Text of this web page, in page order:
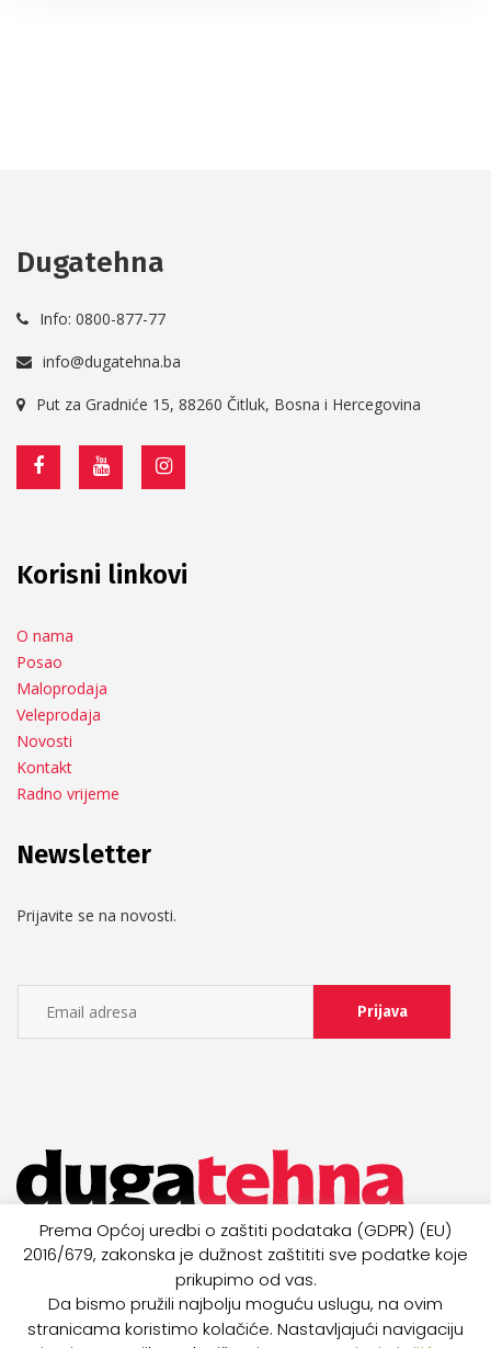
Dugatehna
Info: 0800-877-77
info@dugatehna.ba
Put za Gradniće 15, 88260 Čitluk, Bosna i Hercegovina
Korisni linkovi
O nama
Posao
Maloprodaja
Veleprodaja
Novosti
Kontakt
Radno vrijeme
Newsletter
Prijavite se na novosti.
Prema Općoj uredbi o zaštiti podataka (GDPR) (EU)
2016/679, zakonska je dužnost zaštititi sve podatke koje
prikupimo od vas.
Da bismo pružili najbolju moguću uslugu, na ovim
stranicama koristimo kolačiće. Nastavljajući navigaciju